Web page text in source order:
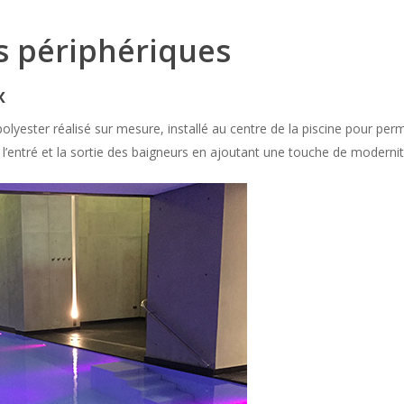
périphériques
réalisé sur mesure, installé au centre de la piscine pour
et la sortie des baigneurs en ajoutant une touche de